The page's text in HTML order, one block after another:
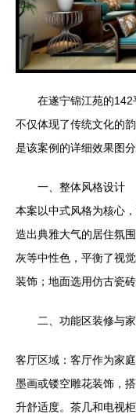
在遂宁锦江苑的
不仅体现了传统文化的
是该案例的详细效果图分
一、整体风格设计
本案以中式风格为核心
造出典雅大气的居住氛
灰等中性色，平衡了视
装饰；地面选用仿古瓷
二、功能区装修与
客厅区域：客厅作为家
墨画或镂空雕花装饰，
升舒适度。茶几和电视